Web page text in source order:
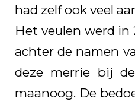
had zelf ook veel
Het veulen werd in
achter de namen
deze merrie bij
maanoog. De